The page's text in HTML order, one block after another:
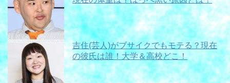
吉住(芸人)がブサイクでもモテる？現在
の彼氏は誰！大学＆高校どこ！